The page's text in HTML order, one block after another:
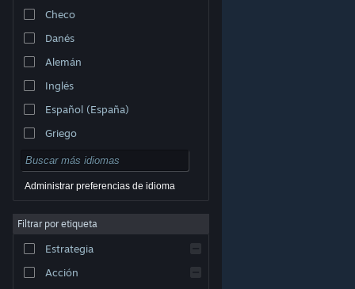
© Valve Corporation. Todos los derechos reservados.
Todas las marcas registradas pertenecen a sus
de Privacidad|Información legal
Acuerdo de Suscriptor a Steam
Cookies
Checo
Danés
Alemán
Inglés
Español (España)
Griego
Administrar preferencias de idioma
Filtrar por etiqueta
Estrategia
Acción